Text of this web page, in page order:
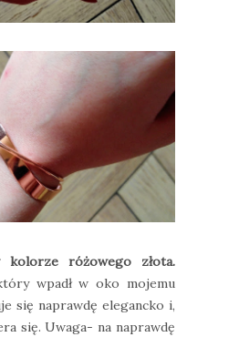
kolorze różowego złota.
wpadł w oko mojemu
się naprawdę elegancko i,
się. Uwaga- na naprawdę